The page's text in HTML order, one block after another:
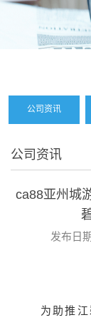
公司资讯
公司资讯
ca88亚州城
发布日
为助推